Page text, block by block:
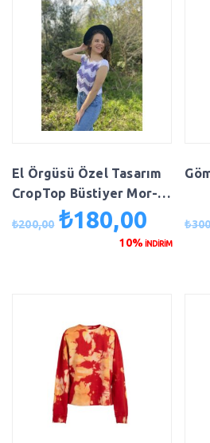
El Örgüsü Özel Tasarım
CropTop Büstiyer Mor-
₺200,00 Orijinal
₺180,00
andaki
10% İNDİRİM
₺